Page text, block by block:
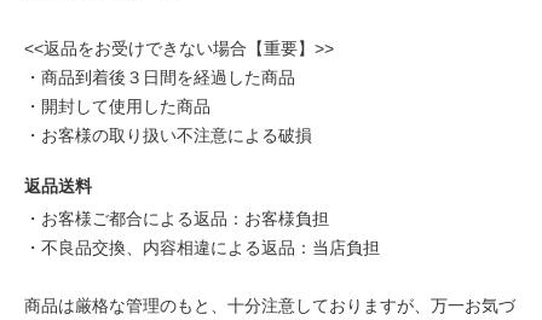
<<返品をお受けできない場合【重要】>>
・商品到着後３日間を経過した商品
・開封して使用した商品
・お客様の取り扱い不注意による破損
返品送料
・お客様ご都合による返品：お客様負担
・不良品交換、内容相違による返品：当店負担
商品は厳格な管理のもと、十分注意しておりますが、万一お気づ